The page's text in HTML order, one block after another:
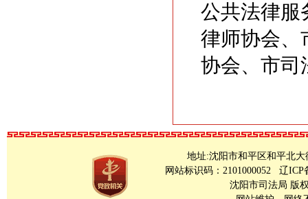
公共法律服
律师协会、
协会、市司
地址:沈阳市和平区和平北大
网站标识码：2101000052 辽ICP
沈阳市司法局 版